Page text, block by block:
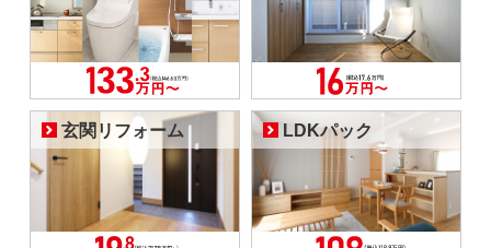
玄関リフォーム LDKパック